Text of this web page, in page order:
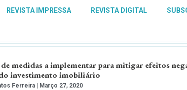
REVISTA IMPRESSA REVISTA DIGITAL
medidas a implementar para mitigar efeitos
investimento imobiliário
Ferreira Março 27, 2020